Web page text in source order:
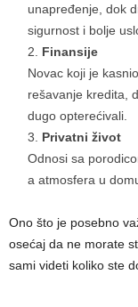
unapređenje, dok
sigurnost i bolje
Finansije
Novac koji je
rešavanje kredita,
dugo opterećivali.
Privatni život
Odnosi sa
a atmosfera u
Ono što je posebno
osećaj da ne morate
sami videti koliko ste